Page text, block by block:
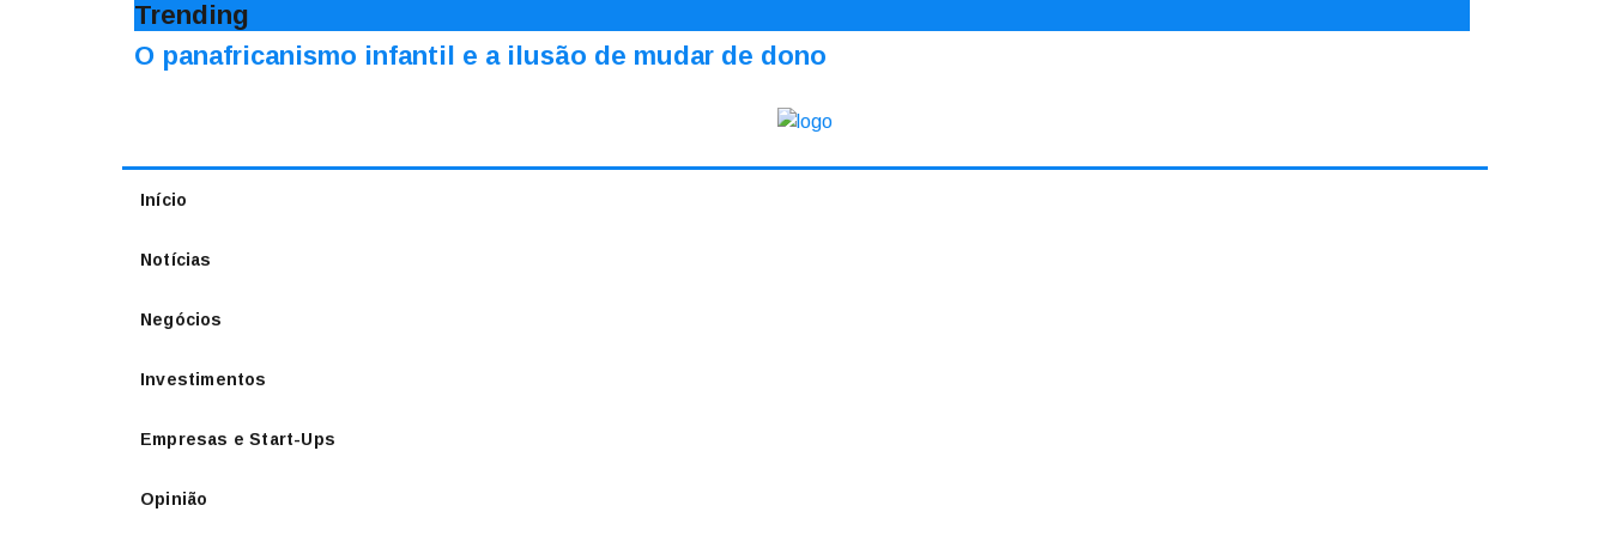
Trending
O panafricanismo infantil e a ilusão de mudar de dono
Início
Notícias
Negócios
Investimentos
Empresas e Start-Ups
Opinião